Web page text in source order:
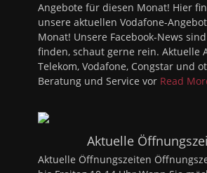
Angebote für diesen Monat! Hier
unsere aktuellen Vodafone-
Monat! Unsere Facebook-News
finden, schaut gerne rein. Aktuelle
Telekom, Vodafone, Congstar und
Beratung und Service vor Read
Aktuelle
Aktuelle Öffnungszeiten